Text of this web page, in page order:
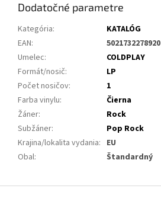
Dodatočné parametre
Kategória:
KATALÓG
EAN:
5021732278920
Umelec:
COLDPLAY
Formát/nosič:
LP
Počet nosičov:
1
Farba vinylu:
Čierna
Žáner:
Rock
Subžáner:
Pop Rock
Krajina/lokalita vydania: EU
Obal: Štandardný